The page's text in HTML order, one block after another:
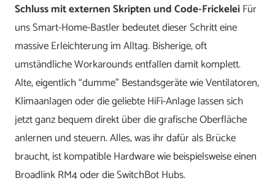
Schluss mit externen Skripten und Code-FrickeleiFür
uns Smart-Home-Bastler bedeutet dieser Schritt eine
massive Erleichterung im Alltag. Bisherige, oft
umständliche Workarounds entfallen damit komplett.
Alte, eigentlich “dumme” Bestandsgeräte wie Ventilatoren,
Klimaanlagen oder die geliebte HiFi-Anlage lassen sich
jetzt ganz bequem direkt über die grafische Oberfläche
anlernen und steuern. Alles, was ihr dafür als Brücke
braucht, ist kompatible Hardware wie beispielsweise einen
Broadlink RM4 oder die SwitchBot Hubs.